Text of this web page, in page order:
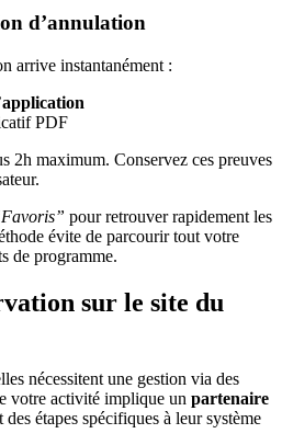
d’annulation
arrive instantanément :
application
PDF
2h maximum. Conservez ces preuves
pour retrouver rapidement les
évite de parcourir tout votre
de programme.
sur le site du
nécessitent une gestion via des
votre activité implique un partenaire
étapes spécifiques à leur système